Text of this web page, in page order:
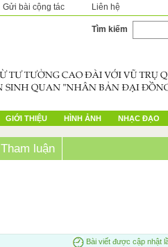
Gửi bài cộng tác Liên hệ
Tìm kiếm
GIỚI THIỆU HÌNH ẢNH NHẠC ĐẠO
Tham luận
Bài viết được cập nhật